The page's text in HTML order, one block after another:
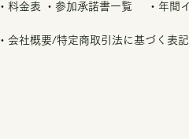
・料金表 ・参加承諾書一覧 ・年間
・会社概要/特定商取引法に基づく表記